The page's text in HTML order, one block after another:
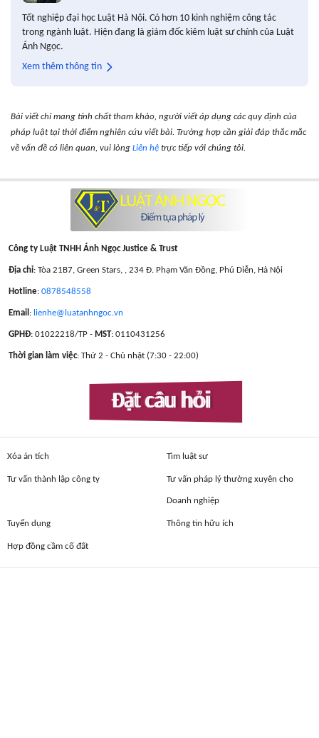
Tốt nghiệp đại học Luật Hà Nội. Có hơn 10 kinh nghiệm công tác
trong ngành luật. Hiện đang là giám đốc kiêm luật sư chính của Luật
Ánh Ngọc.
Xem thêm thông tin
Bài viết chỉ mang tính chất tham khảo, người viết áp dụng các quy định của
pháp luật tại thời điểm nghiên cứu viết bài. Trường hợp cần giải đáp thắc mắc
về vấn đề có liên quan, vui lòng Liên hệ trực tiếp với chúng tôi.
Công ty Luật TNHH Ánh Ngọc Justice & Trust
Địa chỉ: Tòa 21B7, Green Stars, , 234 Đ. Phạm Văn Đồng, Phú Diễn, Hà Nội
Hotline: 0878548558
Email : lienhe@luatanhngoc.vn
GPHĐ: 01022218/TP - MST: 0110431256
Thời gian làm việc: Thứ 2 - Chủ nhật (7:30 - 22:00)
Đặt câu hỏi
Xóa án tích Tìm luật sư
Tư vấn thành lập công ty Tư vấn pháp lý thường xuyên cho
Doanh nghiệp
Tuyển dụng Thông tin hữu ích
Hợp đồng cầm cố đất